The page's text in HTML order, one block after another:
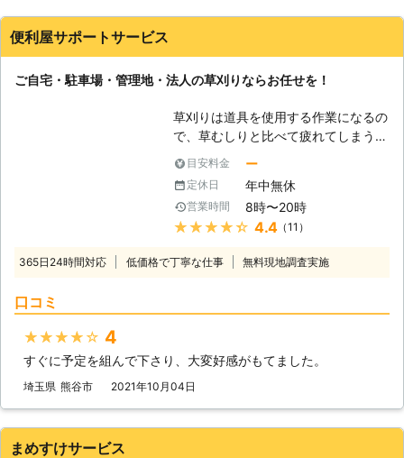
便利屋サポートサービス
ご自宅・駐車場・管理地・法人の草刈りならお任せを！
草刈りは道具を使用する作業になるの
で、草むしりと比べて疲れてしまうこ
とは少なくありません。それに草刈機
の場合、使い方に注意しないと、刃が
跳ね返って、使っている人が大きな怪
我を負ってしまう危険性も考えられま
す。もう草刈りどころではなくなって
きることがないよう、是非私たち便利
はもちろん埼玉県(一部)、栃木県(一
部)、茨城県(一部)など幅広く対応させ
目安料金 ー
定休日 年中無休
営業時間 8時〜20時
★★★★★ 4.4（11）
365日24時間対応 低価格で丁寧な仕事 無料現地調査実施
口コミ
★★★★★ 4
すぐに予定を組んで下さり、大変好感がもてました。
埼玉県 熊谷市 2021年10月04日
まめすけサービス